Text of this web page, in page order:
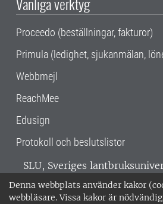
Denna webbplats använder kakor
webbläsare. Vissa kakor är
Proceedo (beställningar, fakturor)
Primula (ledighet, sjukanmälan,
Webbmejl
ReachMee
Edusign
Protokoll och beslutslistor
SLU, Sveriges
verksamhet över hela
Alnarp, Uppsala och Umeå.